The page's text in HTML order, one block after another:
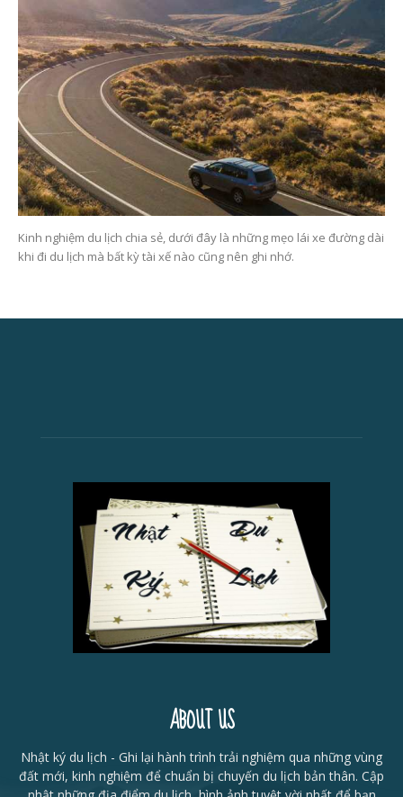
Kinh nghiệm du lịch chia sẻ, dưới đây là những mẹo lái xe đường dài
khi đi du lịch mà bất kỳ tài xế nào cũng nên ghi nhớ.
ABOUT US
Nhật ký du lịch - Ghi lại hành trình trải nghiệm qua những vùng
đất mới, kinh nghiệm để chuẩn bị chuyến du lịch bản thân. Cập